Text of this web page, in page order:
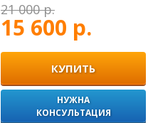
21 000 р.
15 600 р.
КУПИТЬ
НУЖНА
КОНСУЛЬТАЦИЯ